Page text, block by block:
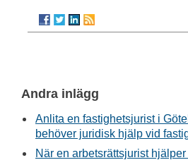
Andra inlägg
Anlita en fastighetsjurist i
behöver juridisk hjälp vid
När en arbetsrättsjurist